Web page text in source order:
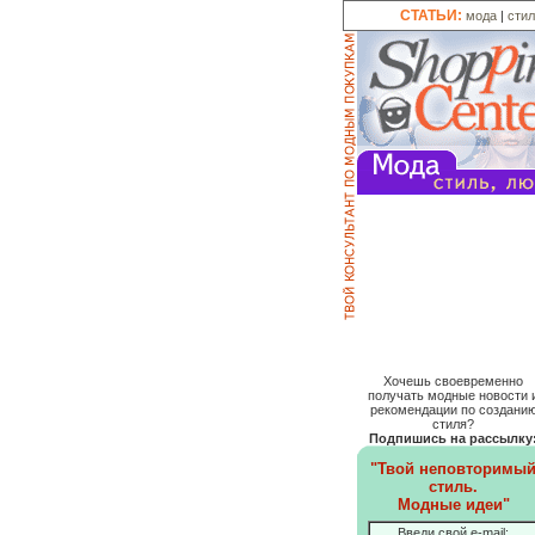
СТАТЬИ: мода |
Хочешь своевременно
получать модные новости
рекомендации по
стиля?
Подпишись на рассылку:
"Твой неповторимый
стиль.
Модные идеи"